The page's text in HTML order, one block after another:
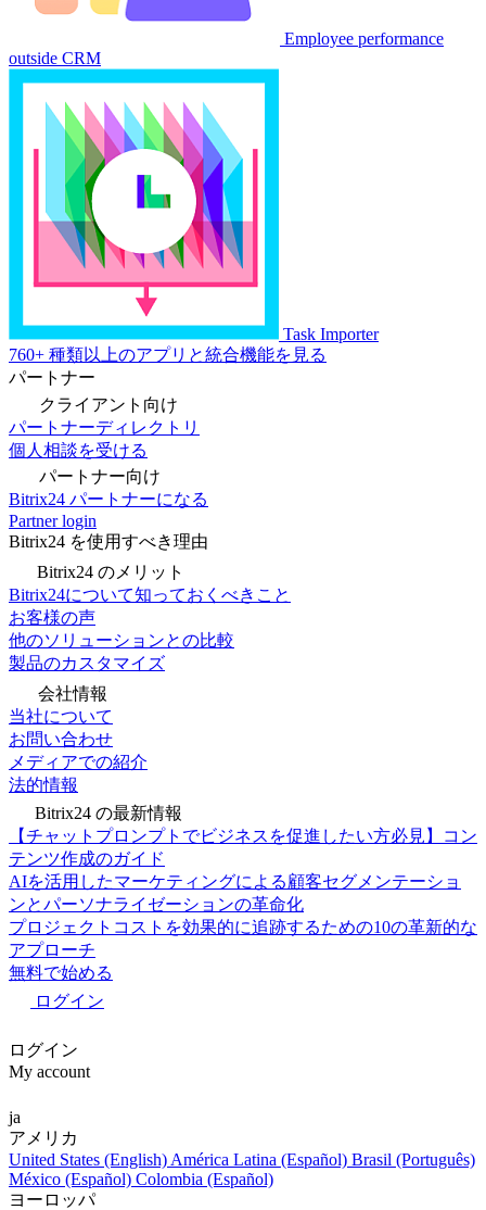
Employee performance
outside CRM
Task Importer
760+ 種類以上のアプリと統合機能を見る
パートナー
クライアント向け
パートナーディレクトリ
個人相談を受ける
パートナー向け
Bitrix24 パートナーになる
Partner login
Bitrix24 を使用すべき理由
Bitrix24 のメリット
Bitrix24について知っておくべきこと
お客様の声
他のソリューションとの比較
製品のカスタマイズ
会社情報
当社について
お問い合わせ
メディアでの紹介
法的情報
Bitrix24 の最新情報
【チャットプロンプトでビジネスを促進したい方必見】コン
テンツ作成のガイド
AIを活用したマーケティングによる顧客セグメンテーショ
ンとパーソナライゼーションの革命化
プロジェクトコストを効果的に追跡するための10の革新的な
アプローチ
無料で始める
ログイン
ログイン
My account
ja
アメリカ
United States (English) América Latina (Español) Brasil (Português)
México (Español) Colombia (Español)
ヨーロッパ